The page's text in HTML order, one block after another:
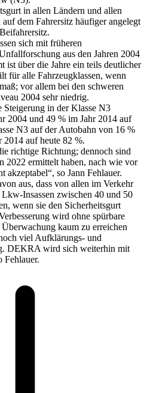
in allen Ländern und allen
dem Fahrersitz häufiger angelegt
sich mit früheren
aus den Jahren 2004
ist über die Jahre ein teils deutlicher
für alle Fahrzeugklassen, wenn
vor allem bei den schweren
2004 sehr niedrig.
Steigerung in der Klasse N3
2004 und 49 % im Jahr 2014 auf
N3 auf der Autobahn von 16 %
2014 auf heute 82 %.
richtige Richtung; dennoch sind
2022 ermittelt haben, nach wie vor
so Jann Fehlauer.
aus, dass von allen im Verkehr
Insassen zwischen 40 und 50
wenn sie den Sicherheitsgurt
wird ohne spürbare
kaum zu erreichen
viel Aufklärungs- und
DEKRA wird sich weiterhin mit
Fehlauer.